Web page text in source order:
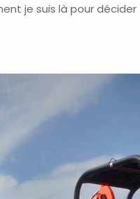
je suis là pour décider